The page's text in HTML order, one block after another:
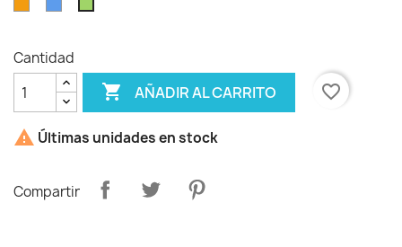
Cantidad
 AÑADIR AL CARRITO favorite_border
 Últimas unidades en stock
Compartir